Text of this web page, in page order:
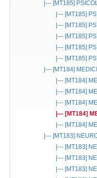
|--- [MT185]
|--- [MT185]
|--- [MT185]
|--- [MT185]
|--- [MT185]
|--- [MT185]
|--- [MT184]
|--- [MT184]
|--- [MT184]
|--- [MT184]
|--- [MT184]
|--- [MT184]
|--- [MT183]
|--- [MT183]
|--- [MT183]
|--- [MT183]